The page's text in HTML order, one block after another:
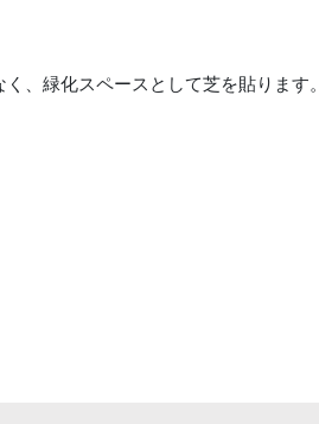
、緑化スペースとして芝を貼ります。